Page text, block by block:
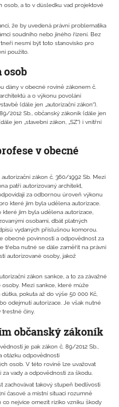
osob, a to v důsledku vad projektové
že by uvedená právní problematika
soudního nebo jiného řízení. Bez
nesmí být toto stanovisko pro
použito.
dány v obecné rovině zákonem č.
a o výkonu povolání
(dále jen „autorizační zákon“).
2012 Sb., občanský zákoník (dále jen
jen „stavební zákon, „SZ“) i vnitřní
v obecné
zákon č. 360/1992 Sb. Mezi
patří autorizovaný architekt,
za odbornou úroveň výkonu
které jim byla udělena autorizace.
jim byla udělena autorizace,
osobami, dbát platných
vydaných příslušnou komorou.
obecné povinnosti a odpovědnost za
třeba nutné se dále zaměřit na právní
autorizované osoby, jakož
zákon sankce, a to za závažné
Mezi sankce, které může
pokuta až do výše 50 000 Kč,
odejmutí autorizace. Je však nutné
činy.
občanský zákoník
je pak zákon č. 89/2012 Sb.,
otázku odpovědnosti
osob. V této rovině lze uvažovat
vady a odpovědnosti za škodu.
zachovávat takový stupeň bedlivosti
časové a místní situaci rozumně
nejvíce omezit riziko vzniku škody